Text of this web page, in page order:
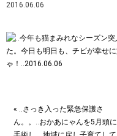
2016.06.06
« ‥さっき入った緊急保護さ
ん。。‥おかあにゃんを5月頭に